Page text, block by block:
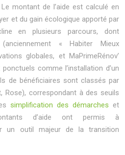
montant de l’aide est calculé en
et du gain écologique apporté par
en plusieurs parcours, dont
(anciennement « Habiter Mieux
globales, et MaPrimeRénov’
comme l’installation d’un
de bénéficiaires sont classés par
Rose), correspondant à des seuils
simplification des démarches et
d’aide ont permis à
un outil majeur de la transition